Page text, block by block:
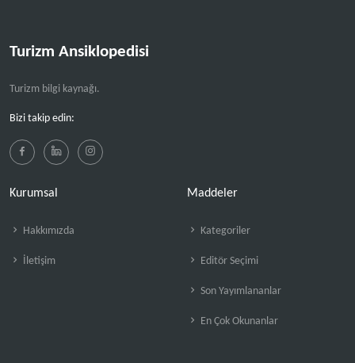
Turizm Ansiklopedisi
Turizm bilgi kaynağı.
Bizi takip edin:
Kurumsal
Hakkımızda
İletişim
Maddeler
Kategoriler
Editör Seçimi
Son Yayımlananlar
En Çok Okunanlar